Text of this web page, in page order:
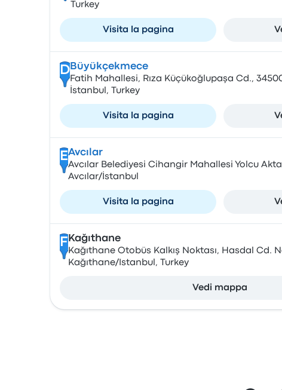
Turkey
Visita la pagina
DBüyükçekmece
Fatih Mahallesi, Rıza Küçükoğlupaşa Cd.,
İstanbul, Turkey
Visita la pagina
EAvcılar
Avcılar Belediyesi Cihangir Mahallesi Yolcu
Avcılar/İstanbul
Visita la pagina
F Kağıthane
Kağıthane Otobüs Kalkış Noktası, Hasdal Cd.
Kağıthane/Istanbul, Turkey
Vedi mappa